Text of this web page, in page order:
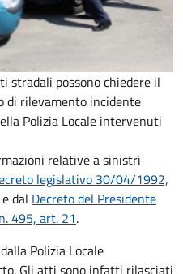
stradali possono chiedere il
di rilevamento incidente
Polizia Locale intervenuti
relative a sinistri
legislativo 30/04/1992,
e dal Decreto del Presidente
495, art. 21.
Polizia Locale